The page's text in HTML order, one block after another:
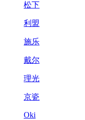
松下
利盟
施乐
戴尔
理光
京瓷
Oki